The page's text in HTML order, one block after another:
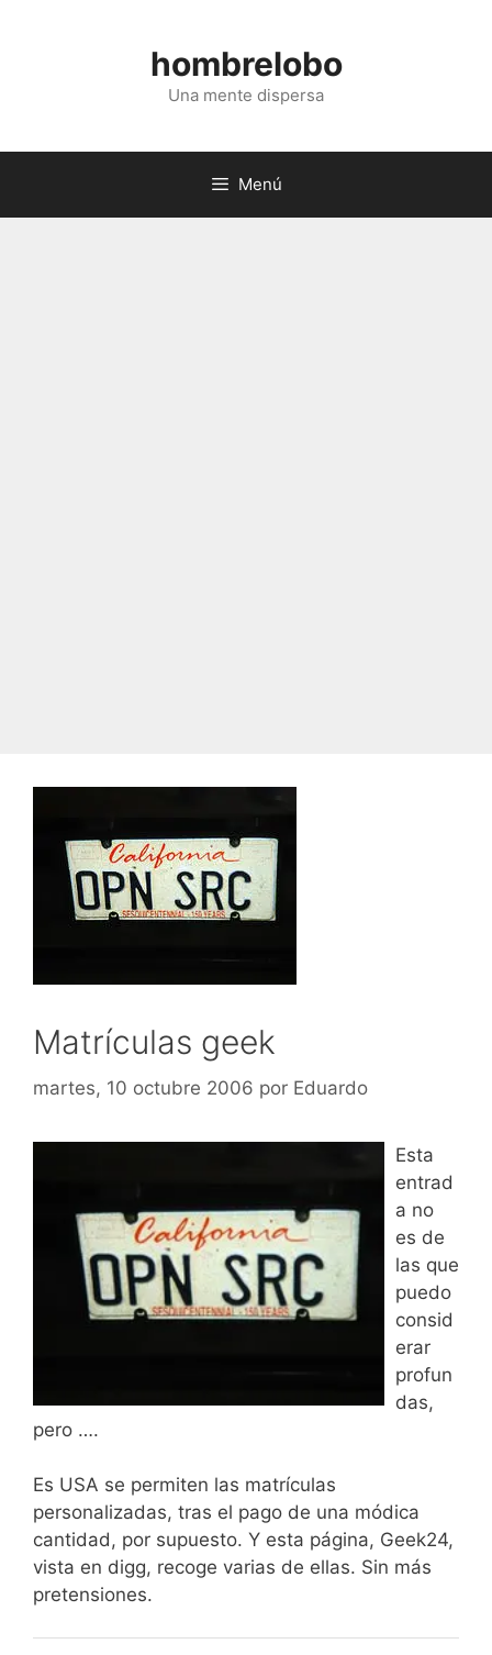
hombrelobo
Una mente dispersa
Menú
Matrículas geek
martes, 10 octubre 2006 por Eduardo
Esta
entrad
a no
es de
las que
puedo
consid
erar
profun
das,
pero ….
Es USA se permiten las matrículas
personalizadas, tras el pago de una módica
cantidad, por supuesto. Y esta página, Geek24,
vista en digg, recoge varias de ellas. Sin más
pretensiones.